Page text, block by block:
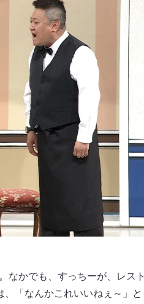
なかでも、すっちーが、レスト
、「なんかこれいいねぇ～」と